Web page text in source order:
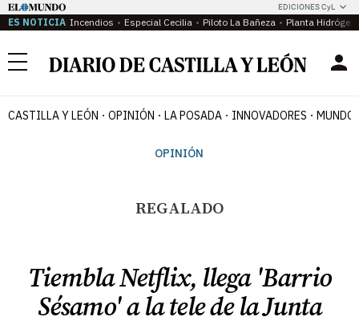
EDICIONES CyL
ES NOTICIA Incendios Especial Cecilia Piloto La Bañeza Planta
Menú
CASTILLA Y LEÓN OPINIÓN LA POSADA INNOVADORES MUNDO
OPINIÓN
REGALADO
Tiembla Netflix, llega 'Barrio
Sésamo' a la tele de la Junta